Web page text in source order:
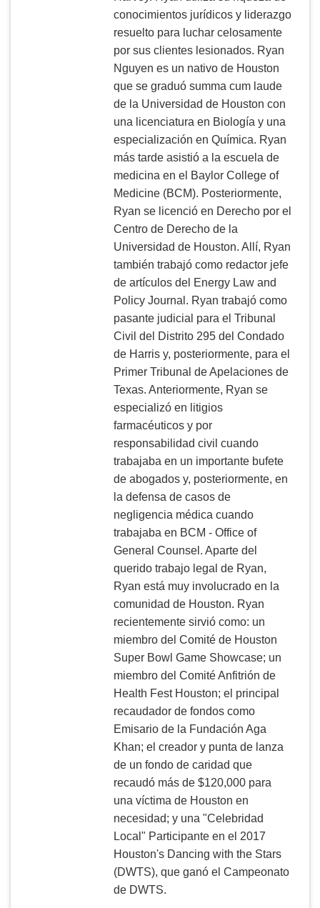
conocimientos jurídicos y liderazgo
resuelto para luchar celosamente
por sus clientes lesionados. Ryan
Nguyen es un nativo de Houston
que se graduó summa cum laude
de la Universidad de Houston con
una licenciatura en Biología y una
especialización en Química. Ryan
más tarde asistió a la escuela de
medicina en el Baylor College of
Medicine (BCM). Posteriormente,
Ryan se licenció en Derecho por el
Centro de Derecho de la
Universidad de Houston. Allí, Ryan
también trabajó como redactor jefe
de artículos del Energy Law and
Policy Journal. Ryan trabajó como
pasante judicial para el Tribunal
Civil del Distrito 295 del Condado
de Harris y, posteriormente, para el
Primer Tribunal de Apelaciones de
Texas. Anteriormente, Ryan se
especializó en litigios
farmacéuticos y por
responsabilidad civil cuando
trabajaba en un importante bufete
de abogados y, posteriormente, en
la defensa de casos de
negligencia médica cuando
trabajaba en BCM - Office of
General Counsel. Aparte del
querido trabajo legal de Ryan,
Ryan está muy involucrado en la
comunidad de Houston. Ryan
recientemente sirvió como: un
miembro del Comité de Houston
Super Bowl Game Showcase; un
miembro del Comité Anfitrión de
Health Fest Houston; el principal
recaudador de fondos como
Emisario de la Fundación Aga
Khan; el creador y punta de lanza
de un fondo de caridad que
recaudó más de $120,000 para
una víctima de Houston en
necesidad; y una "Celebridad
Local" Participante en el 2017
Houston's Dancing with the Stars
(DWTS), que ganó el Campeonato
de DWTS.